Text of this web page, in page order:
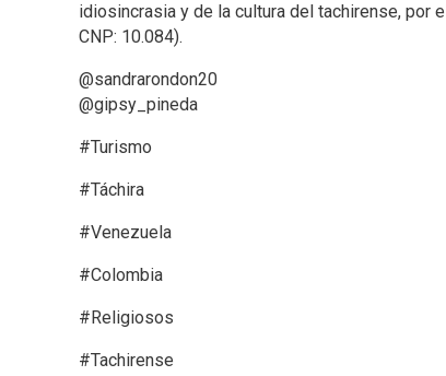
idiosincrasia y de la cultura del tachirense, por
CNP: 10.084).
@sandrarondon20
@gipsy_pineda
#Turismo
#Táchira
#Venezuela
#Colombia
#Religiosos
#Tachirense